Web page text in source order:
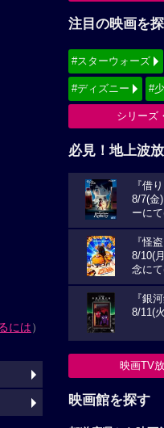
には）
注目の映画を
#スターウォーズ
#ディズニー #
シリーズ
必見！地上波
『借
8/7(金
ーに
『怪
8/10(
念に
『銀
8/11(
映画TV
映画館を探す